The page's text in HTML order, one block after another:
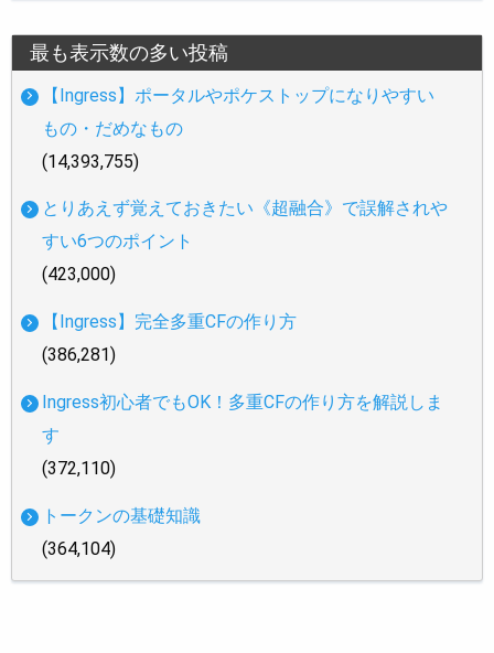
最も表示数の多い投稿
【Ingress】ポータルやポケストップになりやすい
もの・だめなもの
(14,393,755)
とりあえず覚えておきたい《超融合》で誤解されや
すい6つのポイント
(423,000)
【Ingress】完全多重CFの作り方
(386,281)
Ingress初心者でもOK！多重CFの作り方を解説しま
す
(372,110)
トークンの基礎知識
(364,104)